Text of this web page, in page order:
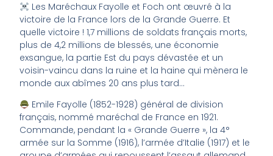
Les Maréchaux Fayolle et Foch ont œuvré à la
victoire de la France lors de la Grande Guerre. Et
quelle victoire ! 1,7 millions de soldats français morts,
plus de 4,2 millions de blessés, une économie
exsangue, la partie Est du pays dévastée et un
voisin-vaincu dans la ruine et la haine qui mènera le
monde aux abîmes 20 ans plus tard…
Emile Fayolle (1852-1928) général de division
français, nommé maréchal de France en 1921.
Commande, pendant la « Grande Guerre », la 4°
armée sur la Somme (1916), l’armée d’Italie (1917) et le